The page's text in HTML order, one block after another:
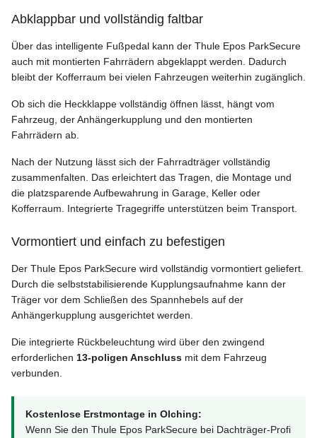
Abklappbar und vollständig faltbar
Über das intelligente Fußpedal kann der Thule Epos ParkSecure
auch mit montierten Fahrrädern abgeklappt werden. Dadurch
bleibt der Kofferraum bei vielen Fahrzeugen weiterhin zugänglich.
Ob sich die Heckklappe vollständig öffnen lässt, hängt vom
Fahrzeug, der Anhängerkupplung und den montierten
Fahrrädern ab.
Nach der Nutzung lässt sich der Fahrradträger vollständig
zusammenfalten. Das erleichtert das Tragen, die Montage und
die platzsparende Aufbewahrung in Garage, Keller oder
Kofferraum. Integrierte Tragegriffe unterstützen beim Transport.
Vormontiert und einfach zu befestigen
Der Thule Epos ParkSecure wird vollständig vormontiert geliefert.
Durch die selbststabilisierende Kupplungsaufnahme kann der
Träger vor dem Schließen des Spannhebels auf der
Anhängerkupplung ausgerichtet werden.
Die integrierte Rückbeleuchtung wird über den zwingend
erforderlichen 13-poligen Anschluss mit dem Fahrzeug
verbunden.
Kostenlose Erstmontage in Olching:
Wenn Sie den Thule Epos ParkSecure bei Dachträger-Profi